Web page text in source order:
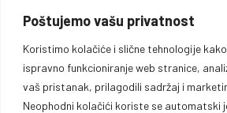
Poštujemo vašu privatnost
Koristimo kolačiće i slične tehnologije
ispravno funkcioniranje web stranice,
vaš pristanak, prilagodili sadržaj i
Neophodni kolačići koriste se automatski
Oprema za lovce,
profesionalce i